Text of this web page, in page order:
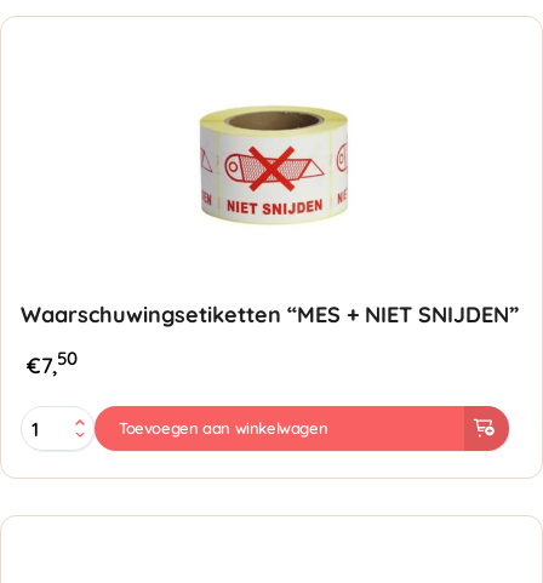
vaks
Waarschuwingsetiketten “MES + NIET SNIJDEN”
€7,50
Waarschuwingsetiketten
"MES
NIET
SNIJDEN"
Toevoegen aan winkelwagen